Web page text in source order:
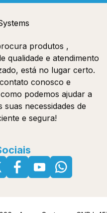
produtos ,
qualidade e atendimento
está no lugar certo.
conosco e
podemos ajudar a
suas necessidades de
e segura!